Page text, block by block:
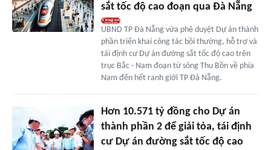
sắt tốc độ cao đoạn qua Đà Nẵng
UBND TP Đà Nẵng vừa phê duyệt Dự án thành
phần triển khai công tác bồi thường, hỗ trợ và
tái định cư Dự án đường sắt tốc độ cao trên
trục Bắc - Nam đoạn từ sông Thu Bồn về phía
Nam đến hết ranh giới TP Đà Nẵng.
Hơn 10.571 tỷ đồng cho Dự án
thành phần 2 để giải tỏa, tái định
cư Dự án đường sắt tốc độ cao